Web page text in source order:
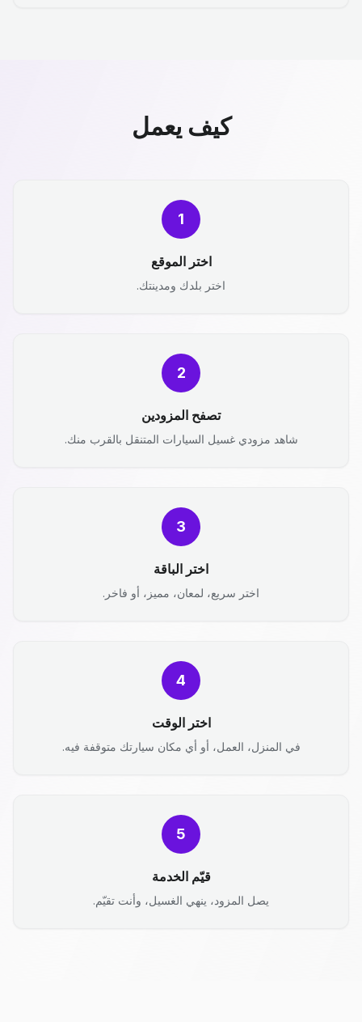
كيف يعمل
1
اختر الموقع
اختر بلدك ومدينتك.
2
تصفح المزودين
شاهد مزودي غسيل السيارات المتنقل بالقرب منك.
3
اختر الباقة
اختر سريع، لمعان، مميز، أو فاخر.
4
اختر الوقت
في المنزل، العمل، أو أي مكان سيارتك متوقفة فيه.
5
قيّم الخدمة
يصل المزود، ينهي الغسيل، وأنت تقيّم.